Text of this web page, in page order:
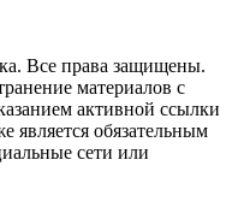
Все права защищены.
материалов с
активной ссылки
является обязательным
сети или